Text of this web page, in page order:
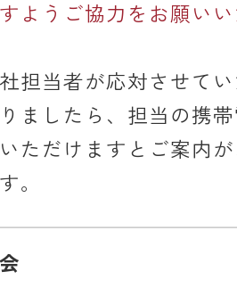
ようご協力をお願い
担当者が応対させて
ましたら、担当の携
ただけますとご案内
。